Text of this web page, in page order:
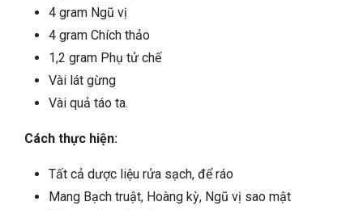
4 gram Ngũ vị
4 gram Chích thảo
1,2 gram Phụ tử chế
Vài lát gừng
Vài quả táo ta.
Cách thực hiện:
Tất cả dược liệu rửa sạch, để ráo
Mang Bạch truật, Hoàng kỳ, Ngũ vị sao mật